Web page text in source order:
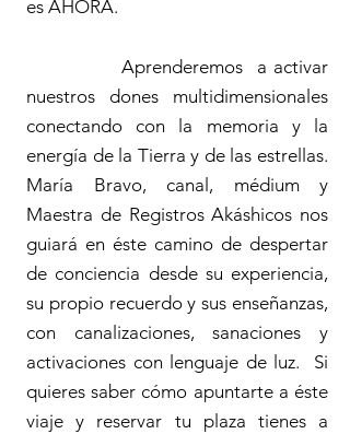
es AHORA.
Aprenderemos a activar
nuestros dones multidimensionales
conectando con la memoria y la
energía de la Tierra y de las estrellas.
María Bravo, canal, médium y
Maestra de Registros Akáshicos nos
guiará en éste camino de despertar
de conciencia desde su experiencia,
su propio recuerdo y sus enseñanzas,
con canalizaciones, sanaciones y
activaciones con lenguaje de luz. Si
quieres saber cómo apuntarte a éste
viaje y reservar tu plaza tienes a